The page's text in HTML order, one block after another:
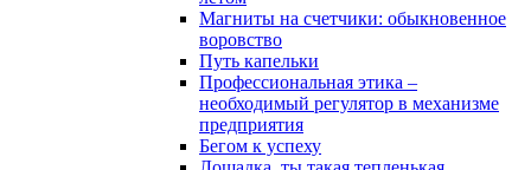
Магниты на счетчики: обыкновенное
воровство
Путь капельки
Профессиональная этика –
необходимый регулятор в механизме
предприятия
Бегом к успеху